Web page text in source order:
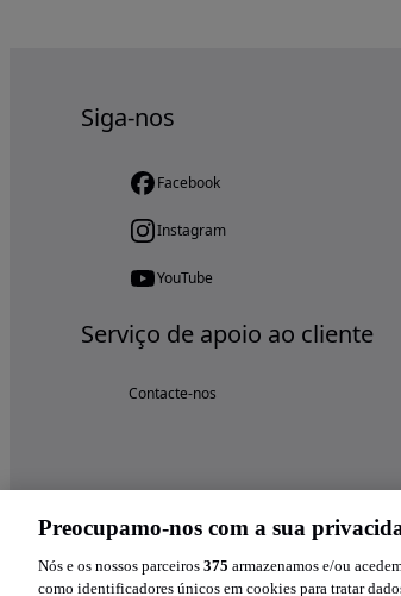
Siga-nos
Facebook
Instagram
YouTube
Serviço de apoio ao cliente
Contacte-nos
Preocupamo-nos com a sua
Nós e os nossos parceiros 375 armazenamos e/ou
como identificadores únicos em cookies para tratar